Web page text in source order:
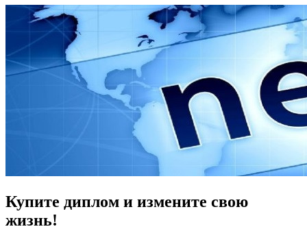
Купите диплом и измените свою
жизнь!